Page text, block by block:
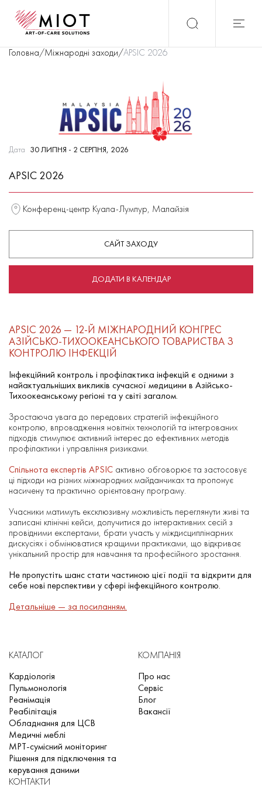
Головна/Міжнародні заходи/APSIC 2026
Дата 30 ЛИПНЯ - 2 СЕРПНЯ, 2026
APSIC 2026
Конференц-центр Куала-Лумпур, Малайзія
САЙТ ЗАХОДУ
ДОДАТИ В КАЛЕНДАР
APSIC 2026 — 12-Й МІЖНАРОДНИЙ КОНГРЕС
АЗІЙСЬКО-ТИХООКЕАНСЬКОГО ТОВАРИСТВА З
КОНТРОЛЮ ІНФЕКЦІЙ
Інфекційний контроль і профілактика інфекцій є одними з
найактуальніших викликів сучасної медицини в Азійсько-
Тихоокеанському регіоні та у світі загалом.
Зростаюча увага до передових стратегій інфекційного
контролю, впровадження новітніх технологій та інтегрованих
підходів стимулює активний інтерес до ефективних методів
профілактики і управління ризиками.
Спільнота експертів APSIC активно обговорює та застосовує
ці підходи на різних міжнародних майданчиках та пропонує
насичену та практично орієнтовану програму.
Учасники матимуть ексклюзивну можливість переглянути живі та
записані клінічні кейси, долучитися до інтерактивних сесій з
провідними експертами, брати участь у міждисциплінарних
дискусіях і обмінюватися кращими практиками, що відкриває
унікальний простір для навчання та професійного зростання.
Не пропустіть шанс стати частиною цієї події та відкрити для
себе нові перспективи у сфері інфекційного контролю.
Детальніше — за посиланням.
КАТАЛОГ
Кардіологія
Пульмонологія
Реанімація
Реабілітація
Обладнання для ЦСВ
Медичні меблі
МРТ-сумісний моніторинг
Рішення для підключення та
керування даними
КОМПАНІЯ
Про нас
Сервіс
Блог
Вакансії
КОНТАКТИ